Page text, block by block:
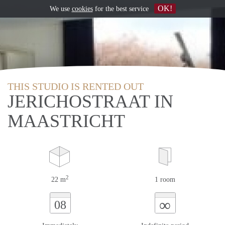
THIS STUDIO IS RENTED OUT
JERICHOSTRAAT IN
MAASTRICHT
22 m2 1 room
08 ∞
We use cookiesfor the best service OK!